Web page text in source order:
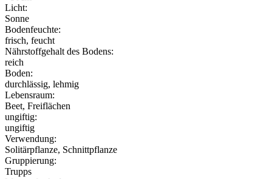
Licht:
Sonne
Bodenfeuchte:
frisch, feucht
Nährstoffgehalt des Bodens:
reich
Boden:
durchlässig, lehmig
Lebensraum:
Beet, Freiflächen
ungiftig:
ungiftig
Verwendung:
Solitärpflanze, Schnittpflanze
Gruppierung:
Trupps